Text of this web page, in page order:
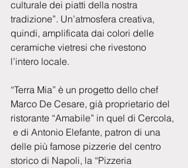
culturale dei piatti della nostra
tradizione”. Un’atmosfera creativa,
quindi, amplificata dai colori delle
ceramiche vietresi che rivestono
l’intero locale.
“Terra Mia” è un progetto dello chef
Marco De Cesare, già proprietario del
ristorante “Amabile” in quel di Cercola,
e di Antonio Elefante, patron di una
delle più famose pizzerie del centro
storico di Napoli, la “Pizzeria